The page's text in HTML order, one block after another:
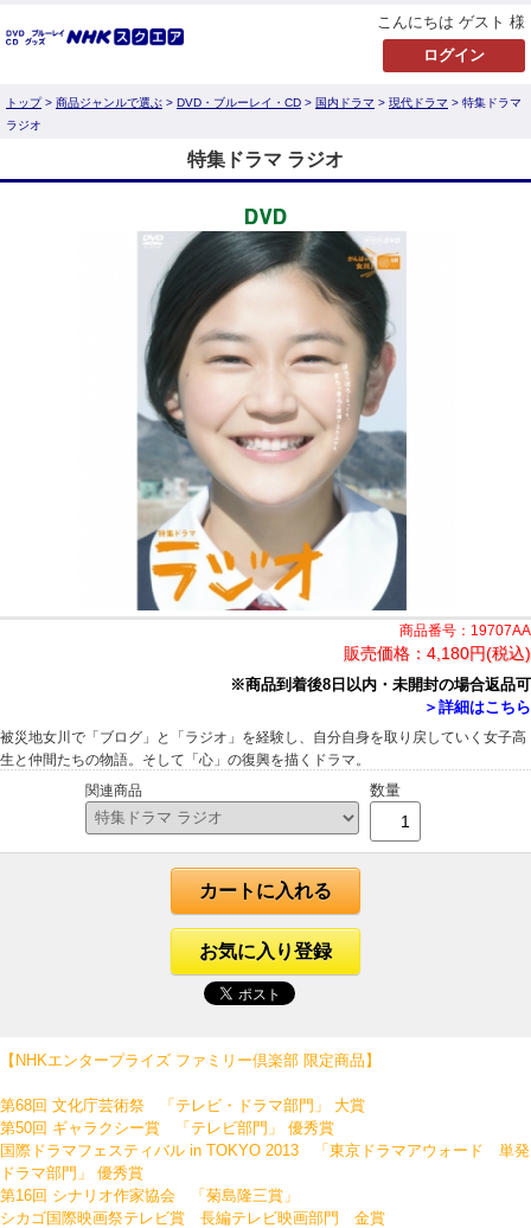
こんにちは ゲスト 様
トップ> 商品ジャンルで選ぶ > DVD・ブルーレイ・CD > 国内ドラマ > 現代ドラマ > 特集ドラマ
ラジオ
特集ドラマ ラジオ
商品番号：19707AA
販売価格： 4,180円(税込)
※商品到着後8日以内・未開封の場合返品可
＞詳細はこちら
被災地女川で「ブログ」と「ラジオ」を経験し、自分自身を取り戻していく女子高
生と仲間たちの物語。そして「心」の復興を描くドラマ。
関連商品
数量
カートに入れる
お気に入り登録
【NHKエンタープライズ ファミリー倶楽部 限定商品】
第68回 文化庁芸術祭 「テレビ・ドラマ部門」 大賞
第50回 ギャラクシー賞 「テレビ部門」 優秀賞
国際ドラマフェスティバル in TOKYO 2013 「東京ドラマアウォード 単発
ドラマ部門」 優秀賞
第16回 シナリオ作家協会 「菊島隆三賞」
シカゴ国際映画祭テレビ賞 長編テレビ映画部門 金賞